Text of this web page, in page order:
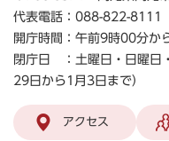
代表電話：088-822-8111
開庁時間：午前9時00分か
閉庁日 ：土曜日・日曜日
29日から1月3日まで）
アクセス